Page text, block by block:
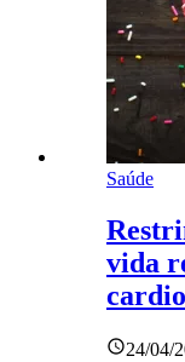
Saúde
vida
24/04/